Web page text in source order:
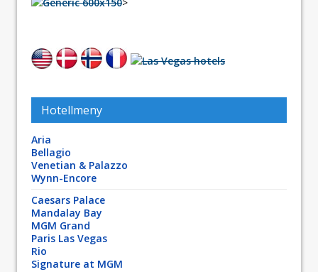
>
Hotellmeny
Aria
Bellagio
Venetian & Palazzo
Wynn-Encore
Caesars Palace
Mandalay Bay
MGM Grand
Paris Las Vegas
Rio
Signature at MGM